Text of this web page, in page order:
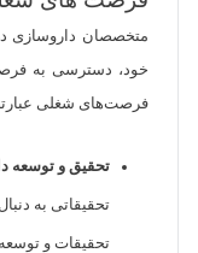
متخصصان داروسازی
خود، دسترسی به
فرصت‌های شغلی
تحقیق و توسعه
تحقیقاتی به
تحقیقات و توسعه